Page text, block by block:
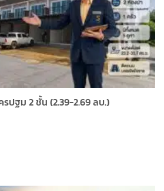
ปฐม 2 ชั้น (2.39-2.69 ลบ.)